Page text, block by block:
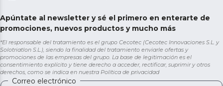
Apúntate al newsletter y sé el primero en enterarte de
promociones, nuevos productos y mucho más
*El responsable del tratamiento es el grupo Cecotec (Cecotec Innovaciones S.L. y
Solotriatlon S.L.), siendo la finalidad del tratamiento enviarle ofertas y
promociones de las empresas del grupo. La base de legitimación es el
consentimiento explícito y tiene derecho a acceder, rectificar, suprimir y otros
derechos, como se indica en nuestra Política de privacidad
Correo electrónico